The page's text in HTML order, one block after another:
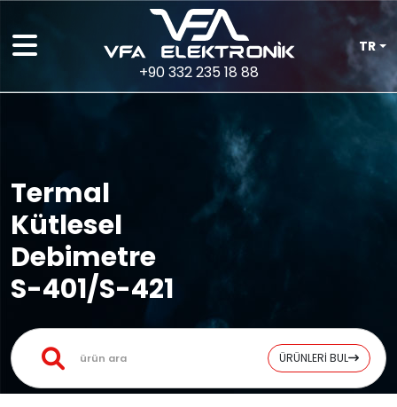
+90 332 235 18 88
TR
Termal
Kütlesel
Debimetre
S-401/S-421
ÜRÜNLERİ BUL